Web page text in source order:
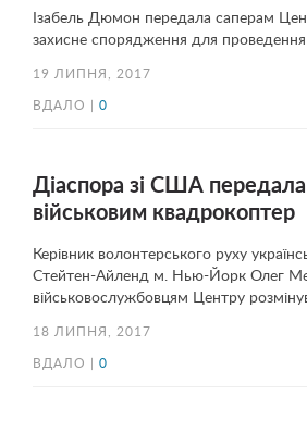
Ізабель Дюмон передала саперам
захисне спорядження для проведення
19 ЛИПНЯ, 2017
ВДАЛО | 0
Діаспора зі США
військовим квадрокоптер
Керівник волонтерського руху
Стейтен-Айленд м. Нью-Йорк Олег
військовослужбовцям Центру
18 ЛИПНЯ, 2017
ВДАЛО | 0